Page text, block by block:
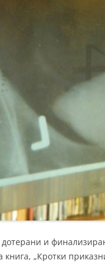
и
книга, „Кротки